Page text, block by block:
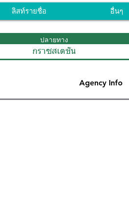
ลิสท์รายชื่อ อื่นๆ
ปลายทาง
กราซสเตชั่น
Agency Info